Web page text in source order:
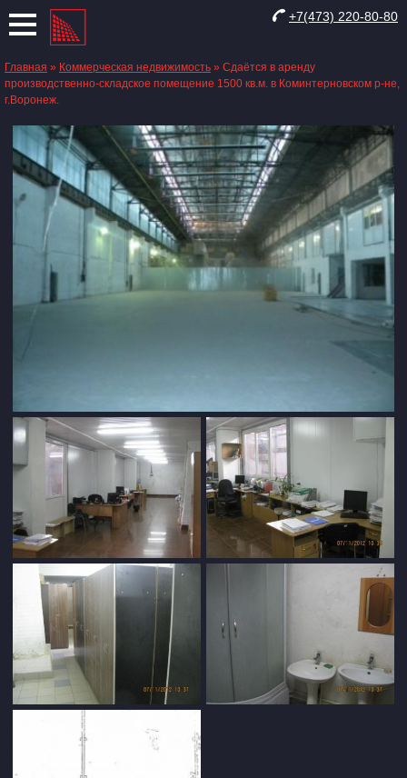
+7(473) 220-80-80
Главная » Коммерческая недвижимость » Сдаётся в аренду
производственно-складское помещение 1500 кв.м. в Коминтерновском р-не,
г.Воронеж.